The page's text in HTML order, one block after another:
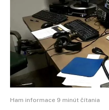
Ham informace 9 minút čítania